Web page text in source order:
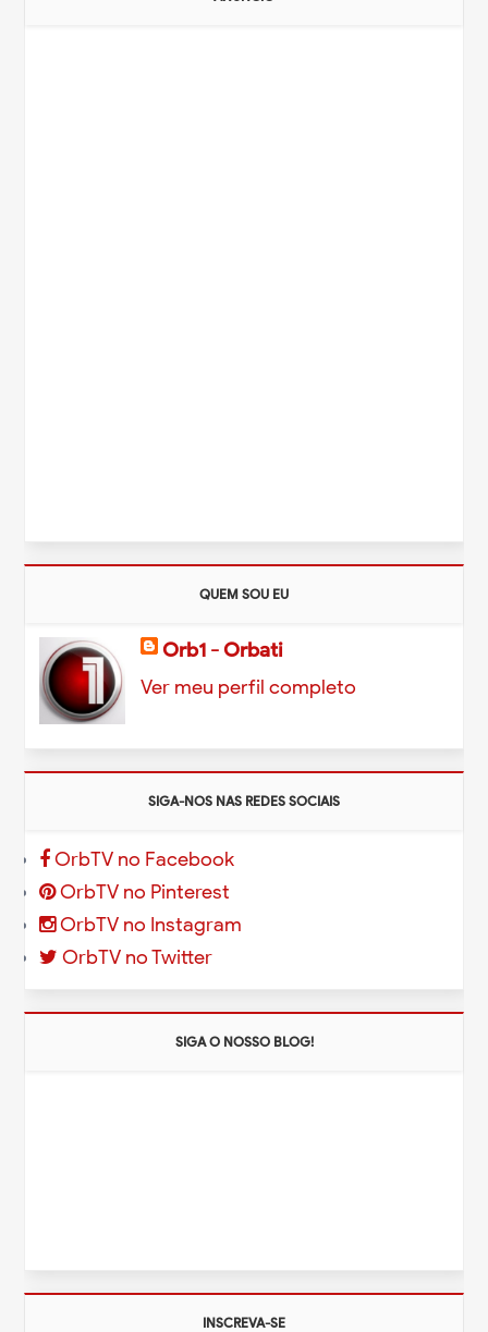
QUEM SOU EU
Orb1 - Orbati
Ver meu perfil completo
SIGA-NOS NAS REDES SOCIAIS
OrbTV no Facebook
OrbTV no Pinterest
OrbTV no Instagram
OrbTV no Twitter
SIGA O NOSSO BLOG!
INSCREVA-SE